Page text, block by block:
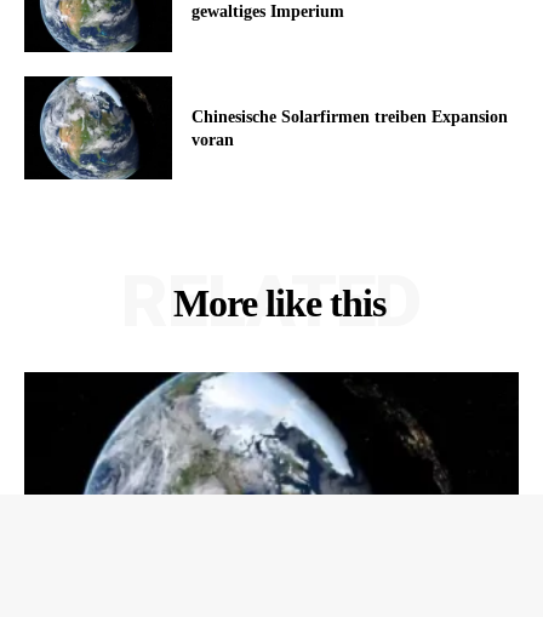
gewaltiges Imperium
Chinesische Solarfirmen treiben Expansion
voran
More like this
RELATED